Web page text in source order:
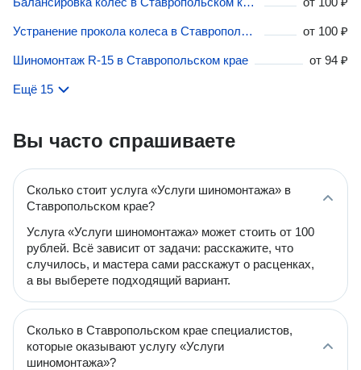
Устранение прокола колеса в Ставропольском крае от 100 ₽
Шиномонтаж R-15 в Ставропольском крае от 94 ₽
Ещё 15
Вы часто спрашиваете
Сколько стоит услуга «Услуги шиномонтажа» в
Ставропольском крае?
Услуга «Услуги шиномонтажа» может стоить от 100
рублей. Всё зависит от задачи: расскажите, что
случилось, и мастера сами расскажут о расценках,
а вы выберете подходящий вариант.
Сколько в Ставропольском крае специалистов,
которые оказывают услугу «Услуги
шиномонтажа»?